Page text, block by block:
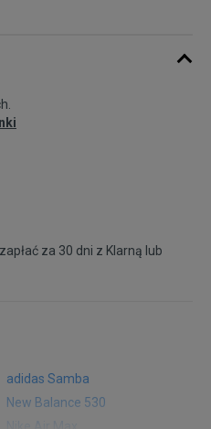
za 30 dni z Klarną lub
adidas Samba
New Balance 530